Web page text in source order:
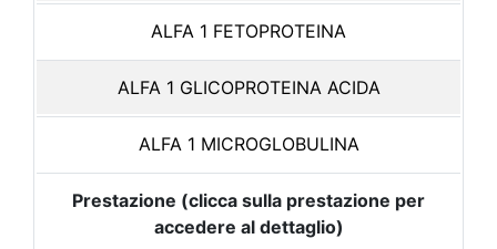
ALFA 1 FETOPROTEINA
ALFA 1 GLICOPROTEINA ACIDA
ALFA 1 MICROGLOBULINA
Prestazione (clicca sulla prestazione per
accedere al dettaglio)